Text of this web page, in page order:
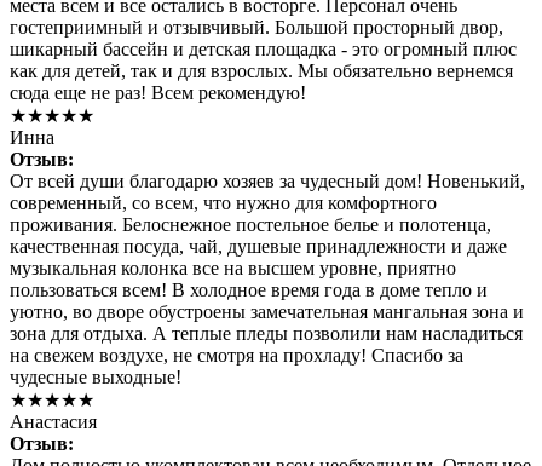
места всем и все остались в восторге. Персонал очень
гостеприимный и отзывчивый. Большой просторный двор,
шикарный бассейн и детская площадка - это огромный плюс
как для детей, так и для взрослых. Мы обязательно вернемся
сюда еще не раз! Всем рекомендую!
★★★★★
Инна
Отзыв:
От всей души благодарю хозяев за чудесный дом! Новенький,
современный, со всем, что нужно для комфортного
проживания. Белоснежное постельное белье и полотенца,
качественная посуда, чай, душевые принадлежности и даже
музыкальная колонка все на высшем уровне, приятно
пользоваться всем! В холодное время года в доме тепло и
уютно, во дворе обустроены замечательная мангальная зона и
зона для отдыха. А теплые пледы позволили нам насладиться
на свежем воздухе, не смотря на прохладу! Спасибо за
чудесные выходные!
★★★★★
Анастасия
Отзыв: